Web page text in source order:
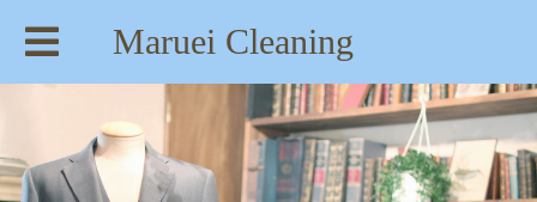
Maruei Cleaning
【住所】：東京都八王子市絹ヶ丘1-22-20
【TEL】：042-635-6234
【営業時間】：AM 8:00～PM 7:30